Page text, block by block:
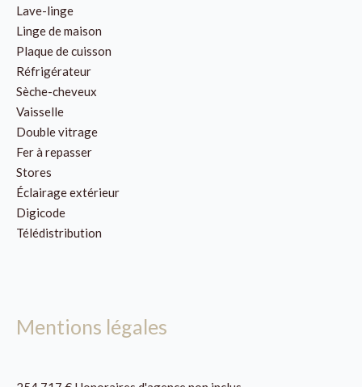
Lave-linge
Linge de maison
Plaque de cuisson
Réfrigérateur
Sèche-cheveux
Vaisselle
Double vitrage
Fer à repasser
Stores
Éclairage extérieur
Digicode
Télédistribution
Mentions légales